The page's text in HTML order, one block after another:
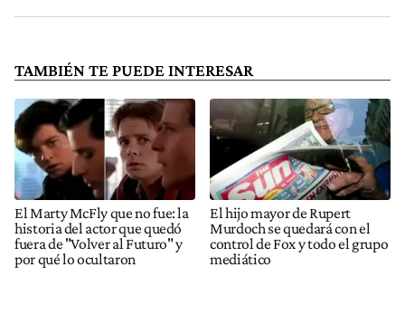
TAMBIÉN TE PUEDE INTERESAR
El Marty McFly que no fue: la
historia del actor que quedó
fuera de "Volver al Futuro" y
por qué lo ocultaron
El hijo mayor de Rupert
Murdoch se quedará con el
control de Fox y todo el grupo
mediático